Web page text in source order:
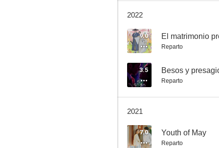
Youth of May
2022
9.0 El matrimonio
Reparto
3.5 Besos y
Reparto
2021
7.0 Youth of May
Reparto